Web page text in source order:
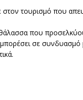
τουρισμό που
που
σε συνδυασμό